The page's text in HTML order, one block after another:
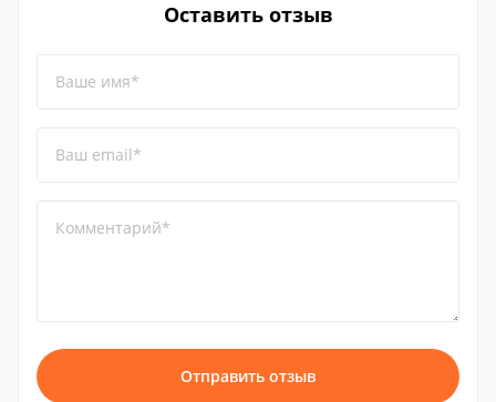
Оставить отзыв
Ваше имя*
Ваш email*
Комментарий*
Отправить отзыв